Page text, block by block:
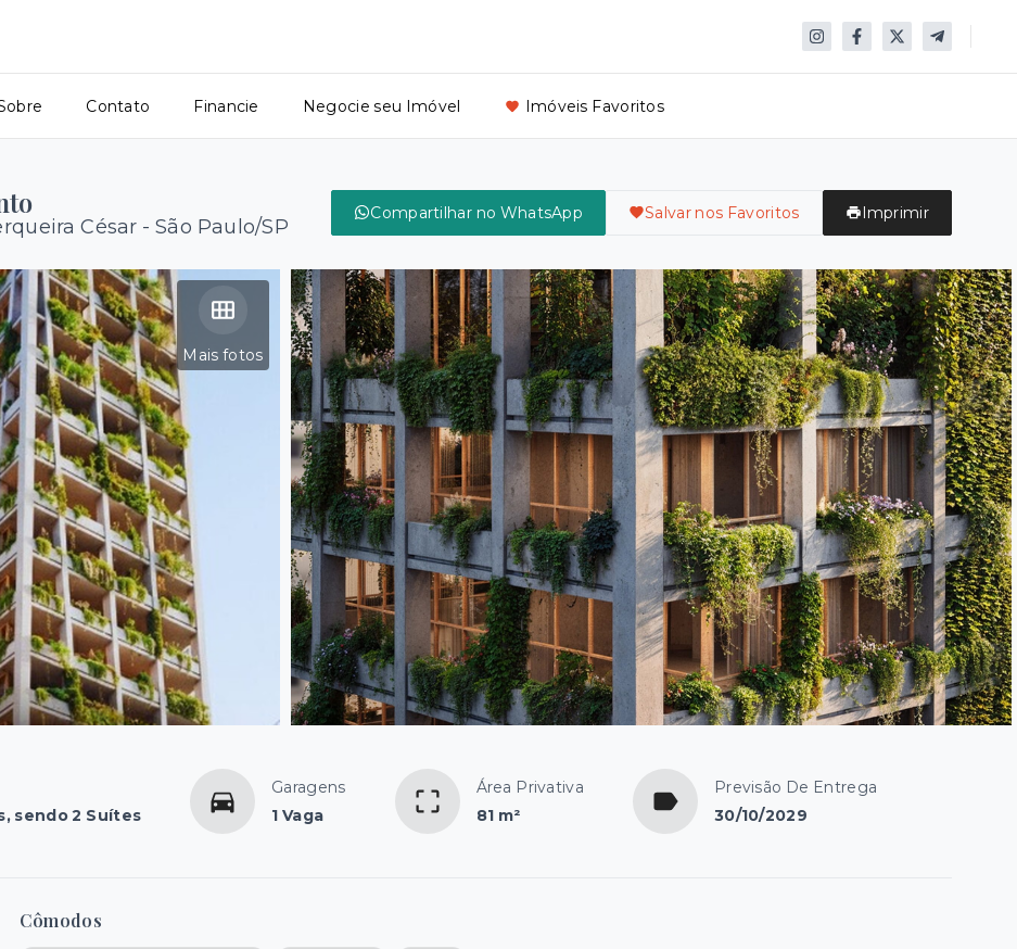
Contato Financie Negocie seu Imóvel Imóveis Favoritos
César - São Paulo/SP
Compartilhar no WhatsApp Salvar nos Favoritos Imprimir
Mais fotos
sendo 2 Suítes
Garagens
1 Vaga
Área Privativa
81 m²
Previsão De Entrega
30/10/2029
Cômodos